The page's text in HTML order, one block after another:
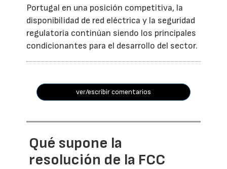
Portugal en una posición competitiva, la
disponibilidad de red eléctrica y la seguridad
regulatoria continúan siendo los principales
condicionantes para el desarrollo del sector.
ver/escribir comentarios
Qué supone la
resolución de la FCC